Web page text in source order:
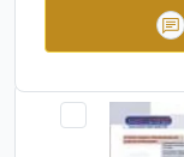
Vidros Externos